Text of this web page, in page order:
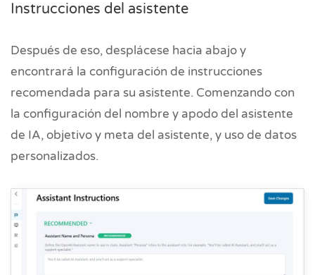
Instrucciones del asistente
Después de eso, desplácese hacia abajo y
encontrará la configuración de instrucciones
recomendada para su asistente. Comenzando con
la configuración del nombre y apodo del asistente
de IA, objetivo y meta del asistente, y uso de datos
personalizados.